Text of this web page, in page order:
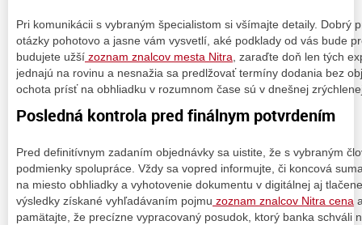
Pri komunikácii s vybraným špecialistom si všímajte detaily. Dobrý
otázky pohotovo a jasne vám vysvetlí, aké podklady od vás bude
budujete užší zoznam znalcov mesta Nitra , zaraďte doň len tých
jednajú na rovinu a nesnažia sa predlžovať termíny dodania bez
ochota prísť na obhliadku v rozumnom čase sú v dnešnej
Posledná kontrola pred finálnym potvrdením
Pred definitívnym zadaním objednávky sa uistite, že s vybraným
podmienky spolupráce. Vždy sa vopred informujte, či koncová
na miesto obhliadky a vyhotovenie dokumentu v digitálnej aj
výsledky získané vyhľadávaním pojmu zoznam znalcov Nitra cena
pamätajte, že precízne vypracovaný posudok, ktorý banka schváli